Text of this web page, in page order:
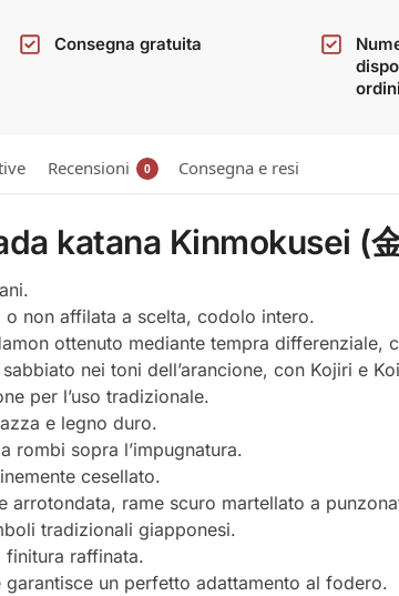
Consegna gratuita
ordini
Recensioni 0 Consegna e resi
katana Kinmokusei (
non affilata a scelta, codolo intero.
ottenuto mediante tempra differenziale,
nei toni dell’arancione, con Kojiri e
per l’uso tradizionale.
e legno duro.
rombi sopra l’impugnatura.
cesellato.
arrotondata, rame scuro martellato a
tradizionali giapponesi.
finitura raffinata.
un perfetto adattamento al fodero.